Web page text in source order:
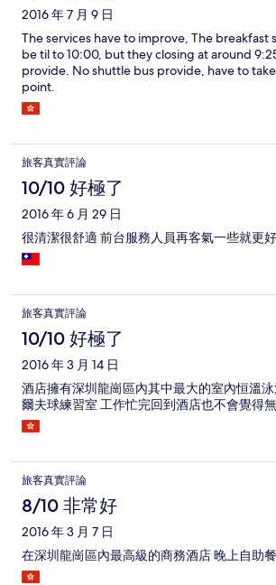
2016 年 7 月 9 日
The services have to improve, The breakfast
be til to 10:00, but they closing at around
provide. No shuttle bus provide, have to
point.
旅客真實評論
10/10 好極了
2016 年 6 月 29 日
很清潔很舒適 前台服務人員再客氣一些就更
旅客真實評論
10/10 好極了
2016 年 3 月 14 日
酒店擁有深圳龍崗區內其中最大的室內恒溫
爾夫球練習室 工作忙完回到酒店也不會覺得
旅客真實評論
8/10 非常好
2016 年 3 月 7 日
在深圳龍崗區內最高級的商務酒店 晚上自助